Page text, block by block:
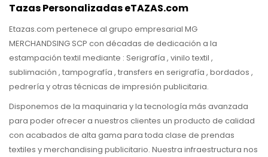
Tazas Personalizadas eTAZAS.com
Etazas.com pertenece al grupo empresarial MG
MERCHANDSING SCP con décadas de dedicación a la
estampación textil mediante : Serigrafía , vinilo textil ,
sublimación , tampografía , transfers en serigrafía , bordados ,
pedrería y otras técnicas de impresión publicitaria.
Disponemos de la maquinaria y la tecnología más avanzada
para poder ofrecer a nuestros clientes un producto de calidad
con acabados de alta gama para toda clase de prendas
textiles y merchandising publicitario. Nuestra infraestructura nos